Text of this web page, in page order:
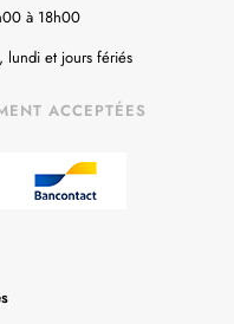
à 18h00
lundi et jours fériés
ACCEPTÉES